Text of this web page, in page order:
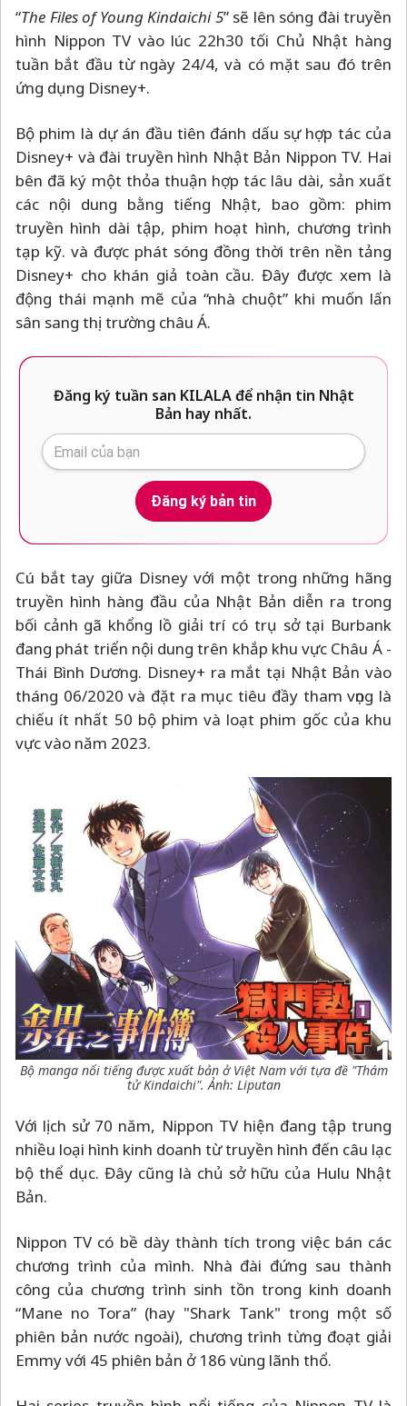
“The Files of Young Kindaichi 5” sẽ lên sóng đài truyền
hình Nippon TV vào lúc 22h30 tối Chủ Nhật hàng
tuần bắt đầu từ ngày 24/4, và có mặt sau đó trên
ứng dụng Disney+.
Bộ phim là dự án đầu tiên đánh dấu sự hợp tác của
Disney+ và đài truyền hình Nhật Bản Nippon TV. Hai
bên đã ký một thỏa thuận hợp tác lâu dài, sản xuất
các nội dung bằng tiếng Nhật, bao gồm: phim
truyền hình dài tập, phim hoạt hình, chương trình
tạp kỹ. và được phát sóng đồng thời trên nền tảng
Disney+ cho khán giả toàn cầu. Đây được xem là
động thái mạnh mẽ của “nhà chuột” khi muốn lấn
sân sang thị trường châu Á.
Đăng ký tuần san KILALA để nhận tin Nhật
Bản hay nhất.
Đăng ký bản tin
Cú bắt tay giữa Disney với một trong những hãng
truyền hình hàng đầu của Nhật Bản diễn ra trong
bối cảnh gã khổng lồ giải trí có trụ sở tại Burbank
đang phát triển nội dung trên khắp khu vực Châu Á -
Thái Bình Dương. Disney+ ra mắt tại Nhật Bản vào
tháng 06/2020 và đặt ra mục tiêu đầy tham vọng là
chiếu ít nhất 50 bộ phim và loạt phim gốc của khu
vực vào năm 2023.
Bộ manga nổi tiếng được xuất bản ở Việt Nam với tựa đề "Thám
tử Kindaichi". Ảnh: Liputan
Với lịch sử 70 năm, Nippon TV hiện đang tập trung
nhiều loại hình kinh doanh từ truyền hình đến câu lạc
bộ thể dục. Đây cũng là chủ sở hữu của Hulu Nhật
Bản.
Nippon TV có bề dày thành tích trong việc bán các
chương trình của mình. Nhà đài đứng sau thành
công của chương trình sinh tồn trong kinh doanh
“Mane no Tora” (hay "Shark Tank" trong một số
phiên bản nước ngoài), chương trình từng đoạt giải
Emmy với 45 phiên bản ở 186 vùng lãnh thổ.